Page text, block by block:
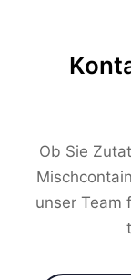
Ob Sie
unser Team